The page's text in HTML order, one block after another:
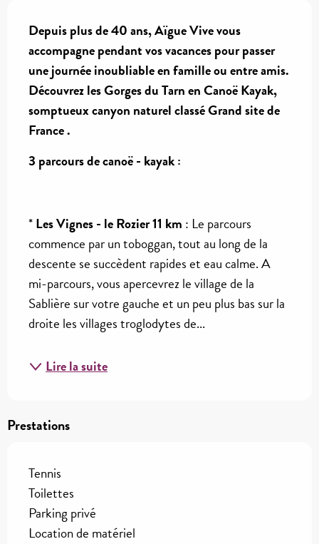
Depuis plus de 40 ans, Aïgue Vive vous
accompagne pendant vos vacances pour passer
une journée inoubliable en famille ou entre amis.
Découvrez les Gorges du Tarn en Canoë Kayak,
somptueux canyon naturel classé Grand site de
France .
3 parcours de canoë - kayak :
* Les Vignes - le Rozier 11 km : Le parcours
commence par un toboggan, tout au long de la
descente se succèdent rapides et eau calme. A
mi-parcours, vous apercevrez le village de la
Sablière sur votre gauche et un peu plus bas sur la
droite les villages troglodytes de...
Lire la suite
Prestations
Tennis
Toilettes
Parking privé
Location de matériel